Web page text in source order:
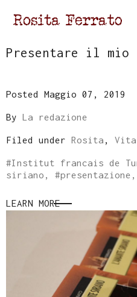
Presentare il mio
Posted Maggio 07, 2019
By La redazione
Filed under Rosita ,
#Institut francais de
siriano , #presentazione
LEARN MORE